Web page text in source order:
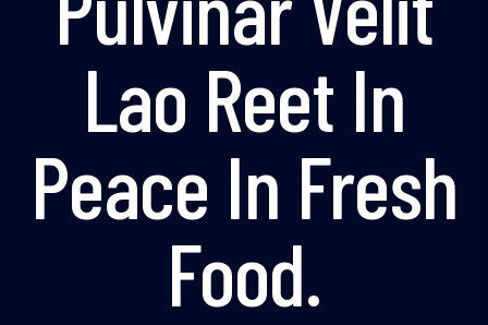
Lao Reet In
Peace In Fresh
Food.